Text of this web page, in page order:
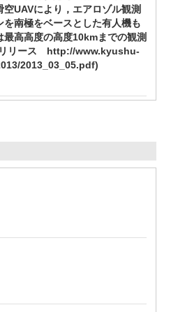
UAVにより，エアロゾル観測
を南極をベースとした有人機も
高高度の高度10kmまでの観測
リリース http://www.kyushu-
2013_03_05.pdf)